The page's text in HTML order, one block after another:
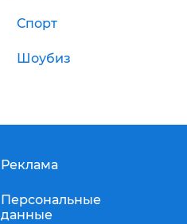
Спорт
Шоубиз
Реклама
Персональные
данные